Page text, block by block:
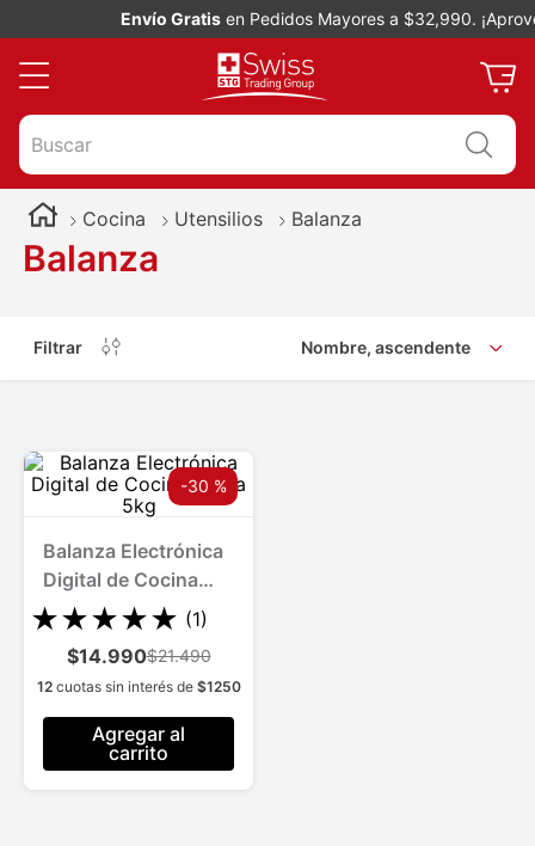
Envío Gratisen Pedidos Mayores a $32,990.
Buscar
Cocina Utensilios Balanza
Balanza
Filtrar Nombre, ascendente
-30 %
Balanza Electrónica
Digital de Cocina
Hasta 5kg
★★★★★ (1)
$14.990$21.490
12cuotas sin interés de $1250
Agregar al
carrito